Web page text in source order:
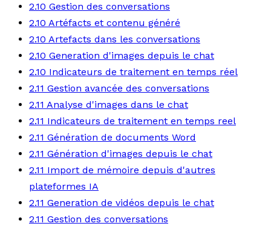
2.10 Gestion des conversations
2.10 Artéfacts et contenu généré
2.10 Artefacts dans les conversations
2.10 Generation d'images depuis le chat
2.10 Indicateurs de traitement en temps réel
2.11 Gestion avancée des conversations
2.11 Analyse d'images dans le chat
2.11 Indicateurs de traitement en temps reel
2.11 Génération de documents Word
2.11 Génération d'images depuis le chat
2.11 Import de mémoire depuis d'autres
plateformes IA
2.11 Generation de vidéos depuis le chat
2.11 Gestion des conversations